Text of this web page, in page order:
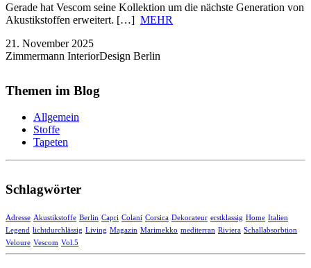
Gerade hat Vescom seine Kollektion um die nächste Generation von
Akustikstoffen erweitert. […] MEHR
21. November 2025
Zimmermann InteriorDesign Berlin
Themen im Blog
Allgemein
Stoffe
Tapeten
Schlagwörter
Adresse Akustikstoffe Berlin Capri Colani Corsica Dekorateur erstklassig Home Italien
Legend lichtdurchlässig Living Magazin Marimekko mediterran Riviera Schallabsorbtion
Veloure Vescom Vol.5